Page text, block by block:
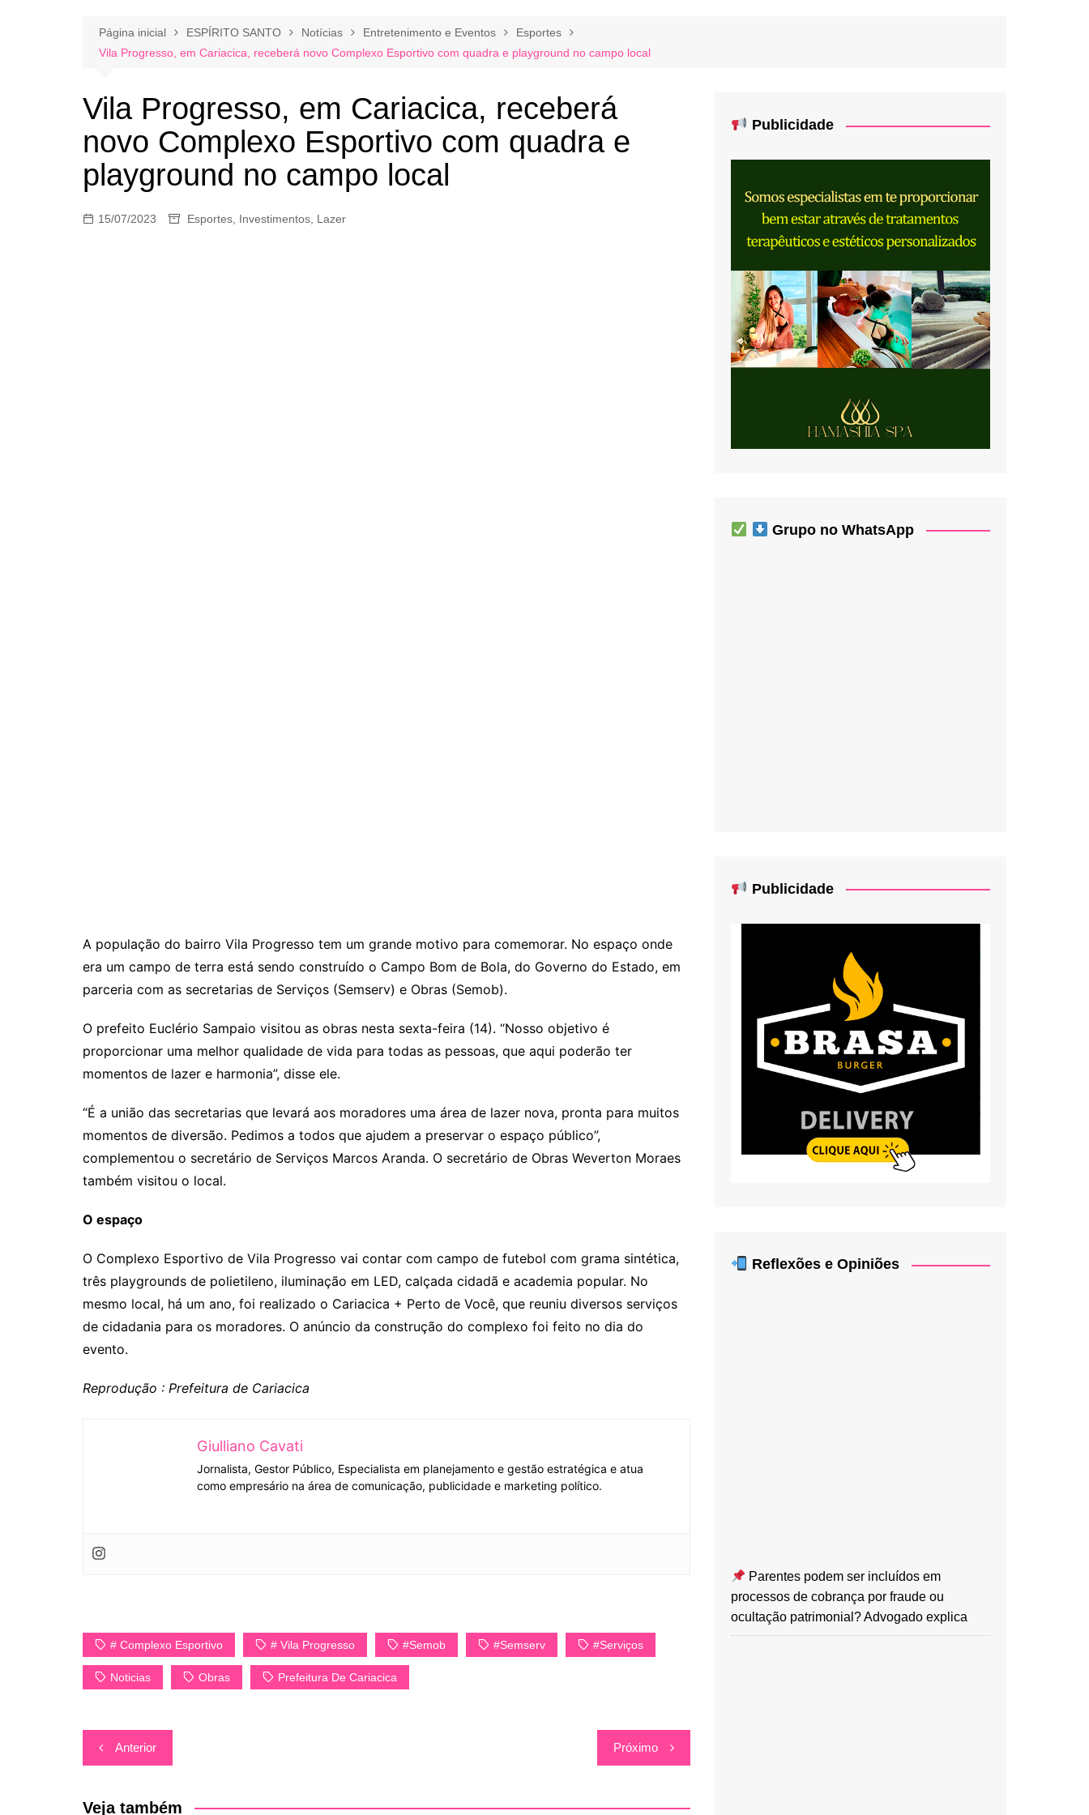
Página inicial ESPÍRITO SANTO Notícias Entretenimento e Eventos
Esportes
Vila Progresso, em Cariacica, receberá novo Complexo Esportivo com quadra e playground no campo local
Vila Progresso, em Cariacica, receberá
novo Complexo Esportivo com quadra e
playground no campo local
15/07/2023 Esportes Investimentos Lazer
A população do bairro Vila Progresso tem um grande motivo para comemorar. No espaço onde
era um campo de terra está sendo construído o Campo Bom de Bola, do Governo do Estado, em
parceria com as secretarias de Serviços (Semserv) e Obras (Semob).
O prefeito Euclério Sampaio visitou as obras nesta sexta-feira (14). “Nosso objetivo é
proporcionar uma melhor qualidade de vida para todas as pessoas, que aqui poderão ter
momentos de lazer e harmonia”, disse ele.
“É a união das secretarias que levará aos moradores uma área de lazer nova, pronta para muitos
momentos de diversão. Pedimos a todos que ajudem a preservar o espaço público”,
complementou o secretário de Serviços Marcos Aranda. O secretário de Obras Weverton Moraes
também visitou o local.
O espaço
O Complexo Esportivo de Vila Progresso vai contar com campo de futebol com grama sintética,
três playgrounds de polietileno, iluminação em LED, calçada cidadã e academia popular. No
mesmo local, há um ano, foi realizado o Cariacica + Perto de Você, que reuniu diversos serviços
de cidadania para os moradores. O anúncio da construção do complexo foi feito no dia do
evento.
Reprodução : Prefeitura de Cariacica
Giulliano Cavati
Jornalista, Gestor Público, Especialista em planejamento e gestão estratégica e atua
como empresário na área de comunicação, publicidade e marketing político.
# Complexo Esportivo # Vila Progresso #Semob #Semserv #Serviços
Noticias Obras Prefeitura De Cariacica
Navegação
de
Post
Anterior Próximo
Veja também
Publicidade
Grupo no WhatsApp
Publicidade
Reflexões e Opiniões
Parentes podem ser incluídos em
processos de cobrança por fraude ou
ocultação patrimonial? Advogado explica